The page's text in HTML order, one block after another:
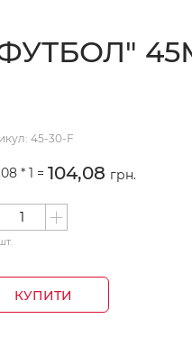
45-30-F
* 1 = 104,08 грн.
КУПИТИ